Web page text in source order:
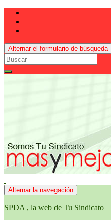
Alternar el formulario de búsqueda
Search
for:
Alternar la navegación
SPDA , la web de Tu Sindicato